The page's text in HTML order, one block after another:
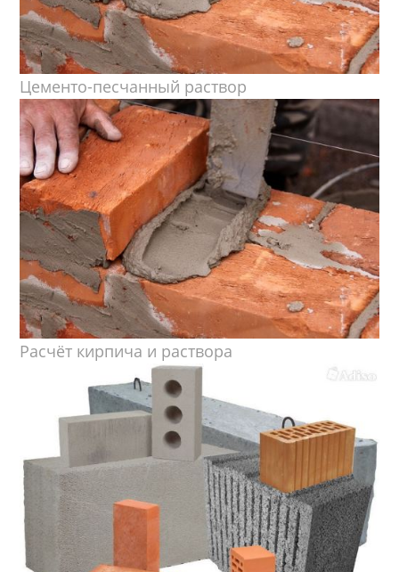
Цементо-песчанный раствор
Расчёт кирпича и раствора